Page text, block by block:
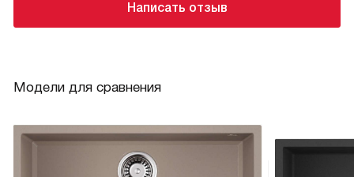
Написать отзыв
Модели для сравнения